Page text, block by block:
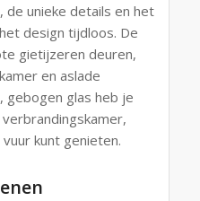
de unieke details en het
design tijdloos. De
gietijzeren deuren,
en aslade
gebogen glas heb je
kunt genieten.